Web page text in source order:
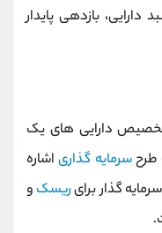
بازدهی پایدار
تخصیص دارایی های یک
طرحسرمایه گذاریاشاره
گذار برایریسک و